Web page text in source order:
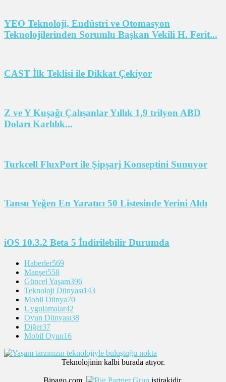
YEO Teknoloji, Endüstri ve Otomasyon
Teknolojilerinden Sorumlu Başkan Vekili H. Ferit...
CAST İlk Teklisi ile Dikkat Çekiyor
Z ve Y Kuşağı Çalışanlar Yıllık 1,9 trilyon ABD
Doları Karlılık...
Turkcell FluxPort ile Şipşarj Konseptini Sunuyor
Tansu Yeğen En Yaratıcı 50 Listesinde Yerini Aldı
iOS 10.3.2 Beta 5 İndirilebilir Durumda
Haberler569
Manşet558
Güncel Yaşam396
Teknoloji Dünyası143
Mobil Dünya70
Uygulamalar42
Oyun Dünyası38
Diğer37
Mobil Oyun16
Teknolojinin kalbi burada atıyor.
Bipago.com, iştirakidir.